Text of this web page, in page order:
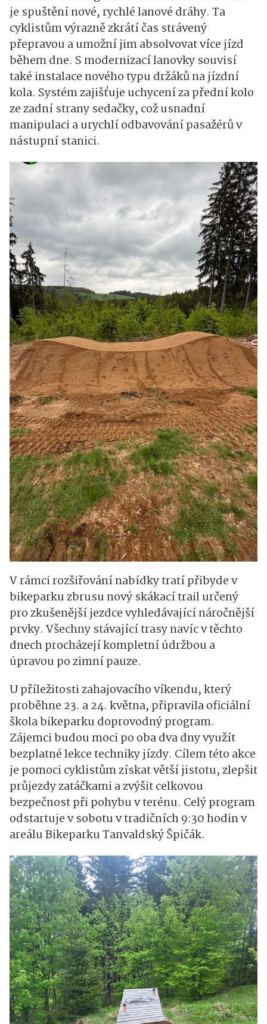
je spuštění nové, rychlé lanové dráhy. Ta
cyklistům výrazně zkrátí čas strávený
přepravou a umožní jim absolvovat více jízd
během dne. S modernizací lanovky souvisí
také instalace nového typu držáků na jízdní
kola. Systém zajišťuje uchycení za přední kolo
ze zadní strany sedačky, což usnadní
manipulaci a urychlí odbavování pasažérů v
nástupní stanici.
V rámci rozšiřování nabídky tratí přibyde v
bikeparku zbrusu nový skákací trail určený
pro zkušenější jezdce vyhledávající náročnější
prvky. Všechny stávající trasy navíc v těchto
dnech procházejí kompletní údržbou a
úpravou po zimní pauze.
U příležitosti zahajovacího víkendu, který
proběhne 23. a 24. května, připravila oficiální
škola bikeparku doprovodný program.
Zájemci budou moci po oba dva dny využít
bezplatné lekce techniky jízdy. Cílem této akce
je pomoci cyklistům získat větší jistotu, zlepšit
průjezdy zatáčkami a zvýšit celkovou
bezpečnost při pohybu v terénu. Celý program
odstartuje v sobotu v tradičních 9:30 hodin v
areálu Bikeparku Tanvaldský Špičák.